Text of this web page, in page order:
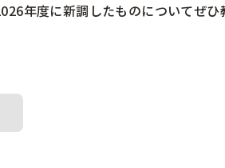
年度に新調したものについてぜひ